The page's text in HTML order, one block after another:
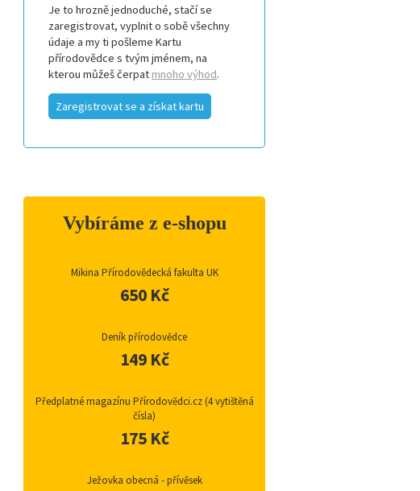
Je to hrozně jednoduché, stačí se
zaregistrovat, vyplnit o sobě všechny
údaje a my ti pošleme Kartu
přírodovědce s tvým jménem, na
kterou můžeš čerpat mnoho výhod.
Zaregistrovat se a získat kartu
Vybíráme z e-shopu
Mikina Přírodovědecká fakulta UK
650 Kč
Deník přírodovědce
149 Kč
Předplatné magazínu Přírodovědci.cz (4 vytištěná
čísla)
175 Kč
Ježovka obecná - přívěsek